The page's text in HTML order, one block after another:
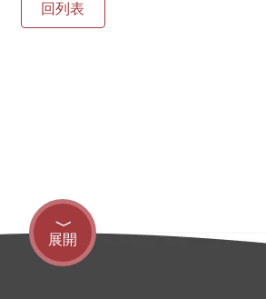
回列表
展開